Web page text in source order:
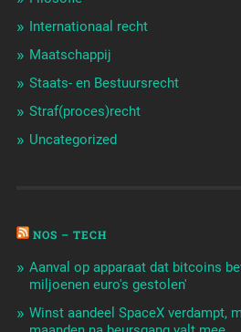
Internationaal recht
Maatschappij
Staats- en Bestuursrecht
Straf(proces)recht
Uncategorized
NOS – TECH
Aanval op apparaat dat bitcoins
miljoenen euro's gestolen'
Winst aandeel SpaceX verdampt,